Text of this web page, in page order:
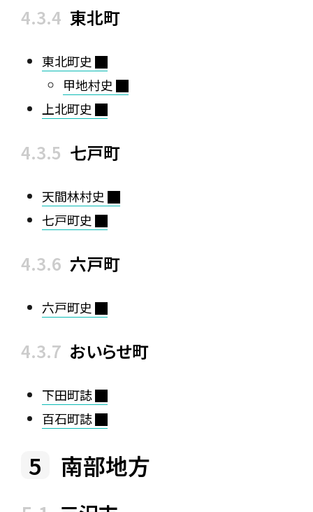
東北町
東北町史
甲地村史
上北町史
七戸町
天間林村史
七戸町史
六戸町
六戸町史
おいらせ町
下田町誌
百石町誌
南部地方